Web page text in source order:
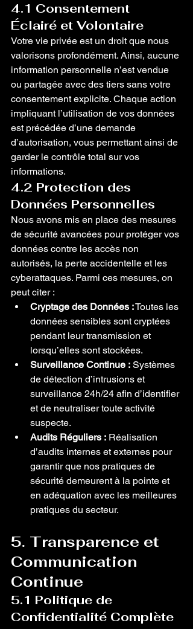
4.1 Consentement
Éclairé et Volontaire
Votre vie privée est un droit que nous
valorisons profondément. Ainsi, aucune
information personnelle n’est vendue
ou partagée avec des tiers sans votre
consentement explicite. Chaque action
impliquant l’utilisation de vos données
est précédée d’une demande
d’autorisation, vous permettant ainsi de
garder le contrôle total sur vos
informations.
4.2 Protection des
Données Personnelles
Nous avons mis en place des mesures
de sécurité avancées pour protéger vos
données contre les accès non
autorisés, la perte accidentelle et les
cyberattaques. Parmi ces mesures, on
peut citer :
Cryptage des Données : Toutes les
données sensibles sont cryptées
pendant leur transmission et
lorsqu’elles sont stockées.
Surveillance Continue : Systèmes
de détection d’intrusions et
surveillance 24h/24 afin d’identifier
et de neutraliser toute activité
suspecte.
Audits Réguliers : Réalisation
d’audits internes et externes pour
garantir que nos pratiques de
sécurité demeurent à la pointe et
en adéquation avec les meilleures
pratiques du secteur.
5. Transparence et
Communication
Continue
5.1 Politique de
Confidentialité Complète